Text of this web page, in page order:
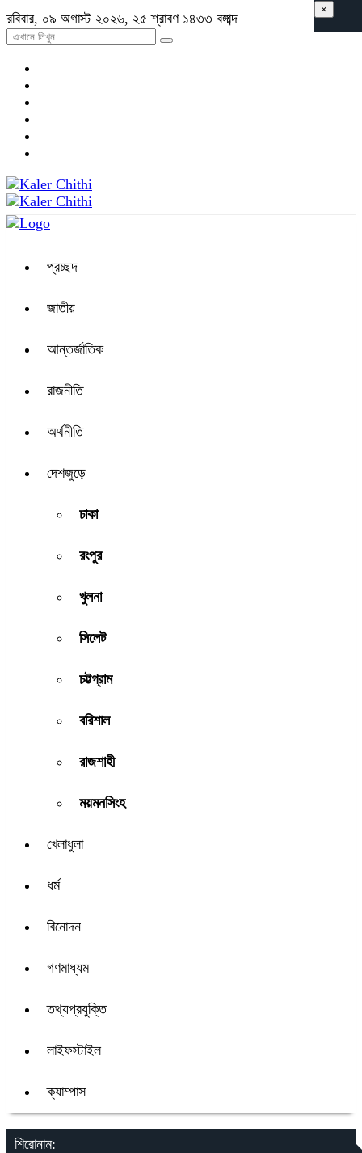
রবিবার, ০৯ অগাস্ট ২০২৬, ২৫ শ্রাবণ ১৪৩৩ বঙ্গাব্দ
প্রচ্ছদ
জাতীয়
আন্তর্জাতিক
রাজনীতি
অর্থনীতি
দেশজুড়ে
ঢাকা
রংপুর
খুলনা
সিলেট
চট্টগ্রাম
বরিশাল
রাজশাহী
ময়মনসিংহ
খেলাধুলা
ধর্ম
বিনোদন
গণমাধ্যম
তথ্যপ্রযুক্তি
লাইফস্টাইল
ক্যাম্পাস
শিরোনাম:
×